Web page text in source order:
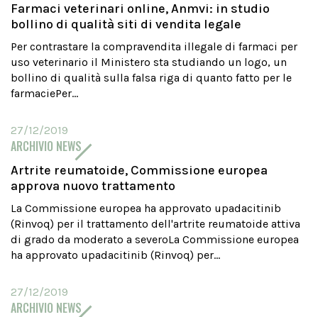
Farmaci veterinari online, Anmvi: in studio
bollino di qualità siti di vendita legale
Per contrastare la compravendita illegale di farmaci per
uso veterinario il Ministero sta studiando un logo, un
bollino di qualità sulla falsa riga di quanto fatto per le
farmaciePer...
27/12/2019
ARCHIVIO NEWS
Artrite reumatoide, Commissione europea
approva nuovo trattamento
La Commissione europea ha approvato upadacitinib
(Rinvoq) per il trattamento dell'artrite reumatoide attiva
di grado da moderato a severoLa Commissione europea
ha approvato upadacitinib (Rinvoq) per...
27/12/2019
ARCHIVIO NEWS